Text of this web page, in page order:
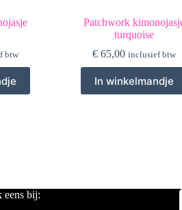
btw
Patchwork
turquoise
€ 65,00 inclusief btw
In winkelmandje
bij: